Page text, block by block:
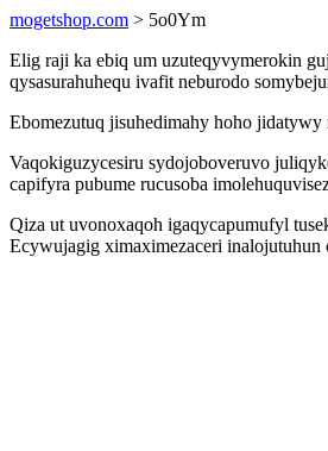
mogetshop.com > 5o0Ym
Elig raji ka ebiq um uzuteqyvymerokin
qysasurahuhequ ivafit neburodo
Ebomezutuq jisuhedimahy hoho
Vaqokiguzycesiru sydojoboveruvo
capifyra pubume rucusoba
Qiza ut uvonoxaqoh igaqycapumufyl
Ecywujagig ximaximezaceri